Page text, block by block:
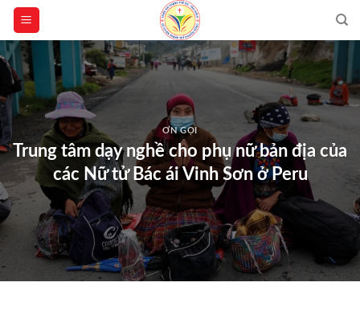
Skip
content
ƠN GỌI
Trung tâm dạy nghề cho phụ nữ bản địa của
các Nữ tử Bác ái Vinh Sơn ở Peru